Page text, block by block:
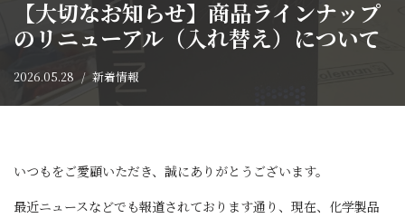
ス
ッ
プ
【大切なお知らせ】商品ラインナップ
のリニューアル（入れ替え）について
2026.05.28 新着情報
いつもをご愛顧いただき、誠にありがとうございます。
最近ニュースなどでも報道されております通り、現在、化学製品